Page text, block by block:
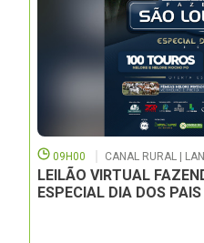
09H00 CANAL RURAL |
LEILÃO VIRTUAL
ESPECIAL DIA DOS PAIS